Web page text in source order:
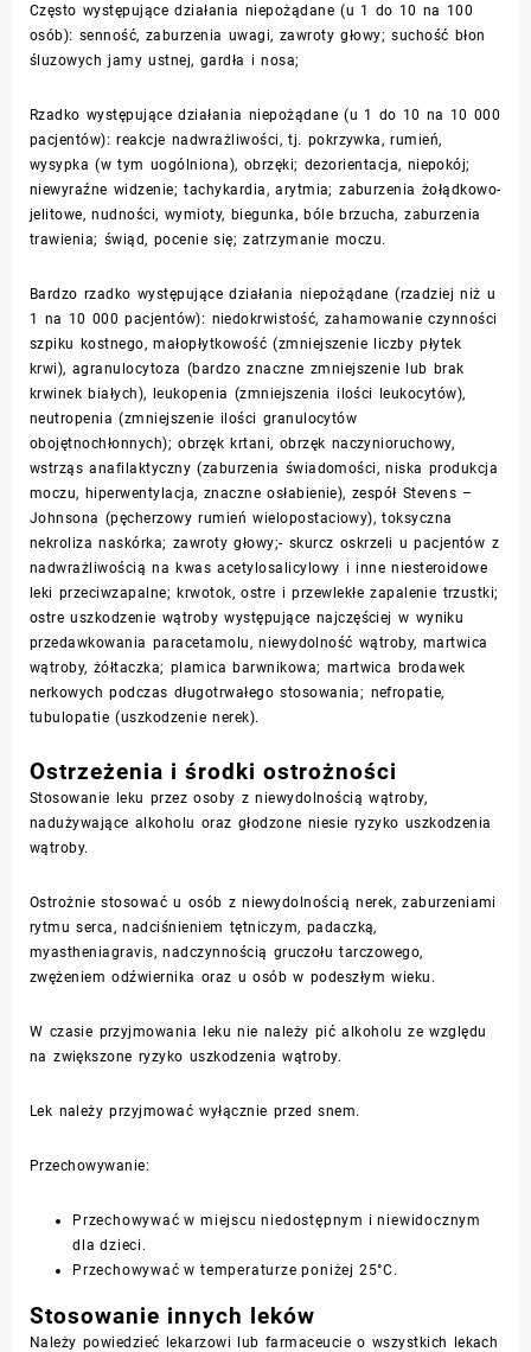
Często występujące działania niepożądane (u 1 do 10 na 100
osób): senność, zaburzenia uwagi, zawroty głowy; suchość błon
śluzowych jamy ustnej, gardła i nosa;
Rzadko występujące działania niepożądane (u 1 do 10 na 10 000
pacjentów): reakcje nadwrażliwości, tj. pokrzywka, rumień,
wysypka (w tym uogólniona), obrzęki; dezorientacja, niepokój;
niewyraźne widzenie; tachykardia, arytmia; zaburzenia żołądkowo-
jelitowe, nudności, wymioty, biegunka, bóle brzucha, zaburzenia
trawienia; świąd, pocenie się; zatrzymanie moczu.
Bardzo rzadko występujące działania niepożądane (rzadziej niż u
1 na 10 000 pacjentów): niedokrwistość, zahamowanie czynności
szpiku kostnego, małopłytkowość (zmniejszenie liczby płytek
krwi), agranulocytoza (bardzo znaczne zmniejszenie lub brak
krwinek białych), leukopenia (zmniejszenia ilości leukocytów),
neutropenia (zmniejszenie ilości granulocytów
obojętnochłonnych); obrzęk krtani, obrzęk naczynioruchowy,
wstrząs anafilaktyczny (zaburzenia świadomości, niska produkcja
moczu, hiperwentylacja, znaczne osłabienie), zespół Stevens –
Johnsona (pęcherzowy rumień wielopostaciowy), toksyczna
nekroliza naskórka; zawroty głowy;- skurcz oskrzeli u pacjentów z
nadwrażliwością na kwas acetylosalicylowy i inne niesteroidowe
leki przeciwzapalne; krwotok, ostre i przewlekłe zapalenie trzustki;
ostre uszkodzenie wątroby występujące najczęściej w wyniku
przedawkowania paracetamolu, niewydolność wątroby, martwica
wątroby, żółtaczka; plamica barwnikowa; martwica brodawek
nerkowych podczas długotrwałego stosowania; nefropatie,
tubulopatie (uszkodzenie nerek).
Ostrzeżenia i środki ostrożności
Stosowanie leku przez osoby z niewydolnością wątroby,
nadużywające alkoholu oraz głodzone niesie ryzyko uszkodzenia
wątroby.
Ostrożnie stosować u osób z niewydolnością nerek, zaburzeniami
rytmu serca, nadciśnieniem tętniczym, padaczką,
myastheniagravis, nadczynnością gruczołu tarczowego,
zwężeniem odźwiernika oraz u osób w podeszłym wieku.
W czasie przyjmowania leku nie należy pić alkoholu ze względu
na zwiększone ryzyko uszkodzenia wątroby.
Lek należy przyjmować wyłącznie przed snem.
Przechowywanie:
Przechowywać w miejscu niedostępnym i niewidocznym
dla dzieci.
Przechowywać w temperaturze poniżej 25°C.
Stosowanie innych leków
Należy powiedzieć lekarzowi lub farmaceucie o wszystkich lekach